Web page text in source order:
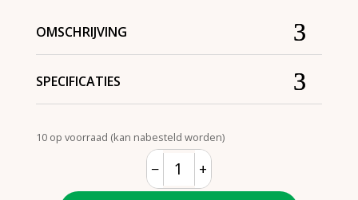
OMSCHRIJVING
SPECIFICATIES
10 op voorraad (kan nabesteld worden)
Quantity
− +